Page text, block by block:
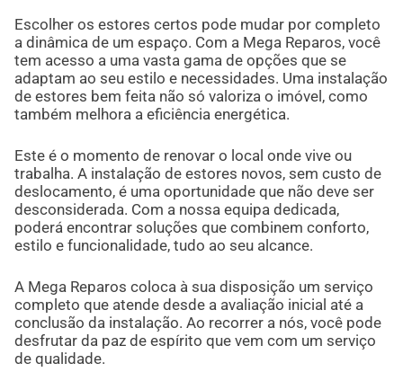
Escolher os estores certos pode mudar por completo
a dinâmica de um espaço. Com a Mega Reparos, você
tem acesso a uma vasta gama de opções que se
adaptam ao seu estilo e necessidades. Uma instalação
de estores bem feita não só valoriza o imóvel, como
também melhora a eficiência energética.
Este é o momento de renovar o local onde vive ou
trabalha. A instalação de estores novos, sem custo de
deslocamento, é uma oportunidade que não deve ser
desconsiderada. Com a nossa equipa dedicada,
poderá encontrar soluções que combinem conforto,
estilo e funcionalidade, tudo ao seu alcance.
A Mega Reparos coloca à sua disposição um serviço
completo que atende desde a avaliação inicial até a
conclusão da instalação. Ao recorrer a nós, você pode
desfrutar da paz de espírito que vem com um serviço
de qualidade.